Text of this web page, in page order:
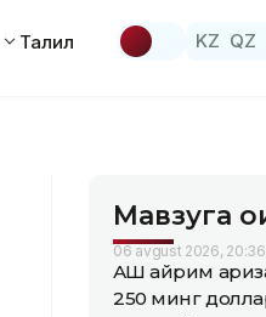
Таҳлил KZ QZ
Мавзуга
06 avgust 2026, 20:36
АҚШ айрим
250 минг